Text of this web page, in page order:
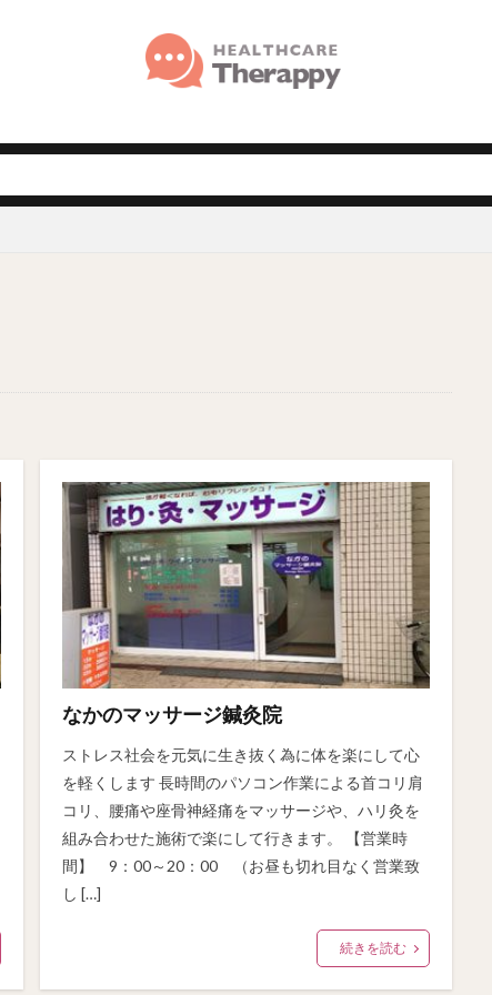
なかのマッサージ鍼灸院
ストレス社会を元気に生き抜く為に体を楽にして心
を軽くします 長時間のパソコン作業による首コリ肩
コリ、腰痛や座骨神経痛をマッサージや、ハリ灸を
組み合わせた施術で楽にして行きます。 【営業時
間】 9：00～20：00 （お昼も切れ目なく営業致
し […]
続きを読む